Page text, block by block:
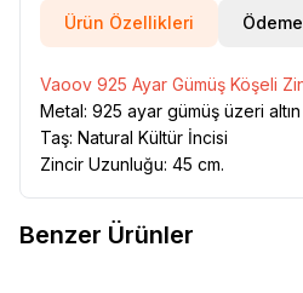
Ürün Özellikleri
Vaoov 925 Ayar Gümüş Köşeli
Metal: 925 ayar gümüş üzeri
Taş: Natural Kültür İncisi
Zincir Uzunluğu: 45 cm.
Benzer Ürünler